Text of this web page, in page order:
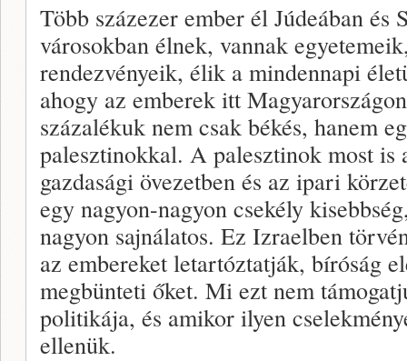
Több százezer ember él Júdeában és
városokban élnek, vannak
rendezvényeik, élik a mindennapi
ahogy az emberek itt
százalékuk nem csak békés, hanem
palesztinokkal. A palesztinok most is
gazdasági övezetben és az ipari
egy nagyon-nagyon csekély
nagyon sajnálatos. Ez Izraelben
az embereket letartóztatják, bíróság
megbünteti őket. Mi ezt nem
politikája, és amikor ilyen
ellenük.